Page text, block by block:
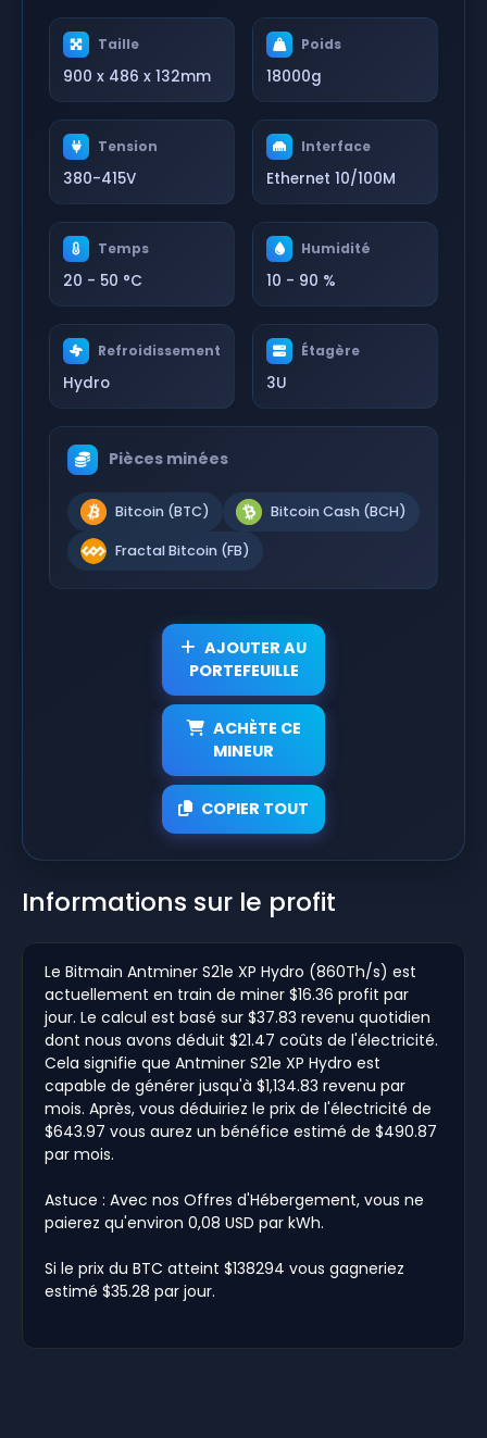
Taille
900 x 486 x 132mm
Poids
18000g
Tension
380-415V
Interface
Ethernet 10/100M
Temps
20 - 50 °C
Humidité
10 - 90 %
Refroidissement
Hydro
Étagère
3U
Pièces minées
Bitcoin (BTC) Bitcoin Cash (BCH)
Fractal Bitcoin (FB)
AJOUTER AU
PORTEFEUILLE
ACHÈTE CE
MINEUR
COPIER TOUT
Informations sur le profit
Le Bitmain Antminer S21e XP Hydro (860Th/s) est
actuellement en train de miner $16.36 profit par
jour. Le calcul est basé sur $37.83 revenu quotidien
dont nous avons déduit $21.47 coûts de l'électricité.
Cela signifie que Antminer S21e XP Hydro est
capable de générer jusqu'à $1,134.83 revenu par
mois. Après, vous déduiriez le prix de l'électricité de
$643.97 vous aurez un bénéfice estimé de $490.87
par mois.
Astuce : Avec nos Offres d'Hébergement, vous ne
paierez qu'environ 0,08 USD par kWh.
Si le prix du BTC atteint $138294 vous gagneriez
estimé $35.28 par jour.